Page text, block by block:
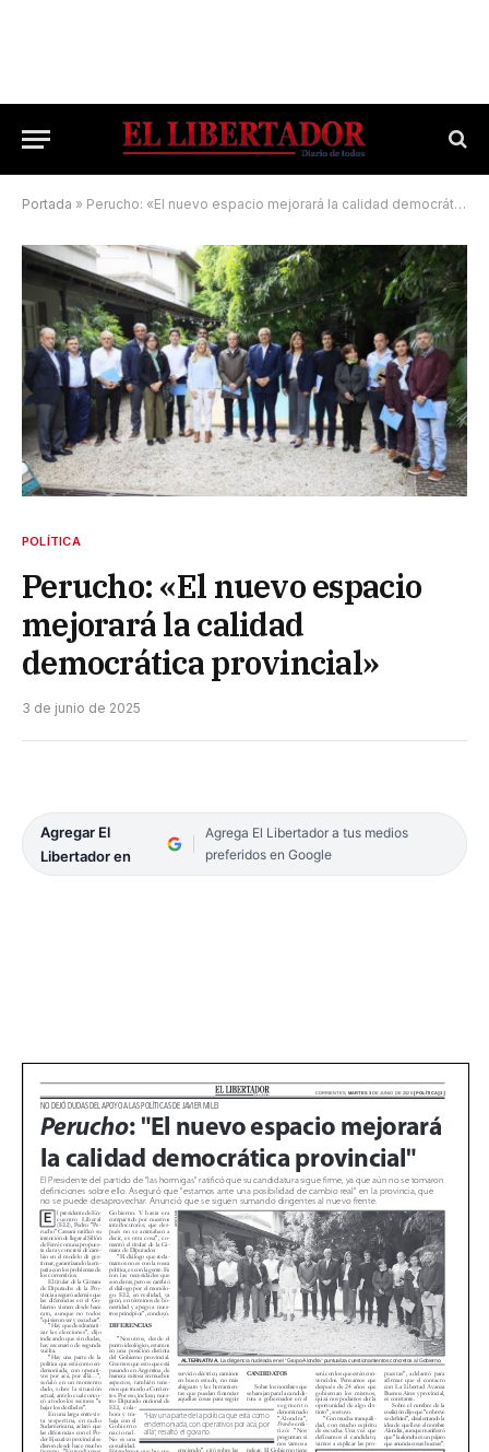
Portada » Perucho: «El nuevo espacio mejorará la calidad democrática provincial»
POLÍTICA
Perucho: «El nuevo espacio
mejorará la calidad
democrática provincial»
3 de junio de 2025
Agregar El
Libertador en
Agrega El Libertador a tus medios
preferidos en Google